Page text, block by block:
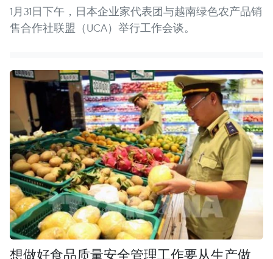
1月31日下午，日本企业家代表团与越南绿色农产品销
售合作社联盟（UCA）举行工作会谈。
想做好食品质量安全管理工作要从生产做